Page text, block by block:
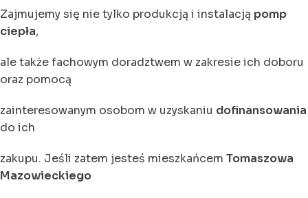
Zajmujemy się nie tylko produkcją i instalacją pomp
ciepła,
ale także fachowym doradztwem w zakresie ich doboru
oraz pomocą
zainteresowanym osobom w uzyskaniu dofinansowania
do ich
zakupu. Jeśli zatem jesteś mieszkańcem Tomaszowa
Mazowieckiego